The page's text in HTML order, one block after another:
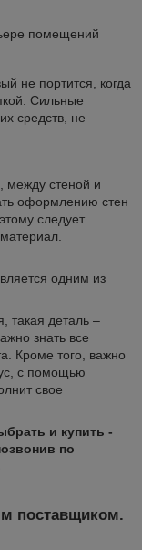
помещений
не портится, когда
Сильные
средств, не
между стеной и
оформлению стен
следует
одним из
такая деталь –
знать все
Кроме того, важно
с помощью
свое
и купить -
по
поставщиком.